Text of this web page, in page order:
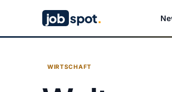
job spot.
WIRTSCHAFT